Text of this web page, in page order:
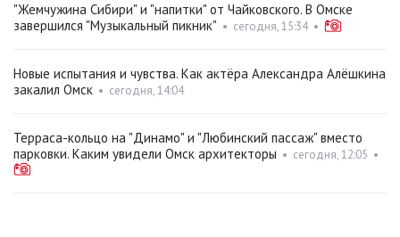
"Жемчужина Сибири" и "напитки" от Чайковского. В Омске
завершился "Музыкальный пикник" • сегодня, 15:34•
Новые испытания и чувства. Как актёра Александра Алёшкина
закалил Омск • сегодня, 14:04
Терраса-кольцо на "Динамо" и "Любинский пассаж" вместо
парковки. Каким увидели Омск архитекторы • сегодня, 12:05 •